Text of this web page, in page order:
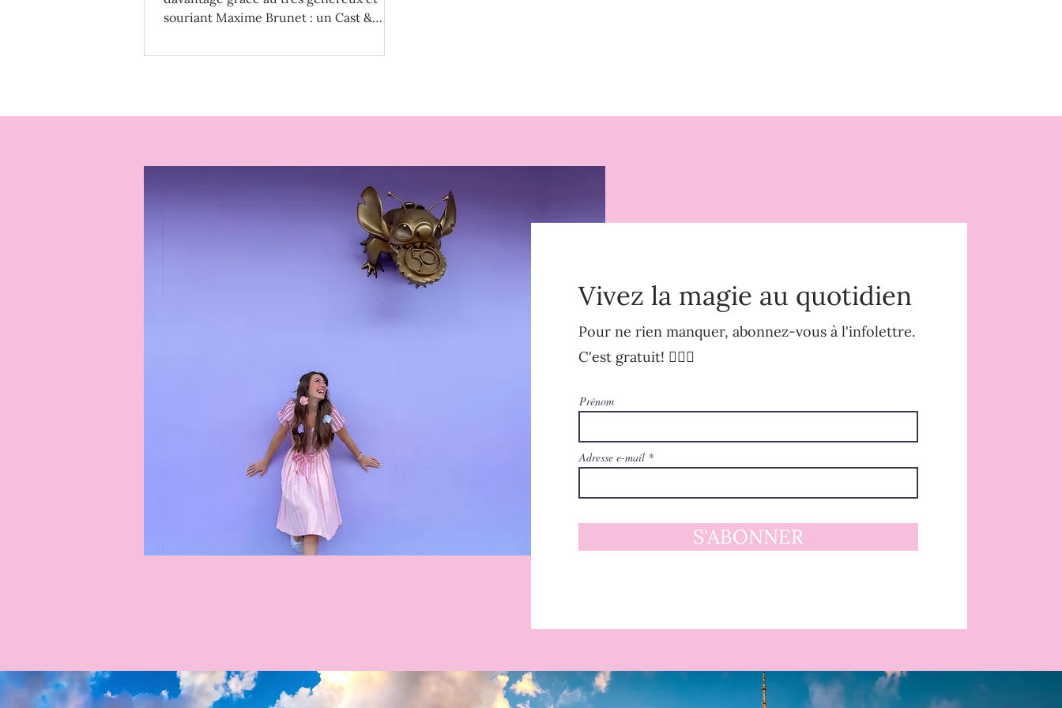
souriant Maxime Brunet : un Cast &
aventure extraordinaire entre les parcs
Vivez la magie au quotidien
Pour ne rien manquer, abonnez-vous à l'infolettre.
C'est gratuit! 🧚🏻‍♀️
Prénom
Adresse e-mail
S'ABONNER